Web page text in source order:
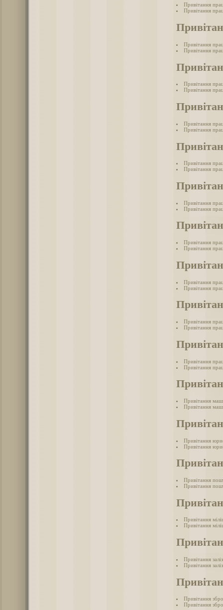
Привітання
Привітання
Привітання
Привітання
Привітання
Привітання
Привітання
Привітання
Привітання
Привітання
Привітання
Привітання
Привітання
Привітання
Привітання
Привітання
Привітання
Привітання
Привітання
Привітання
Привітання
Привітання
Привітання
Привітання
Привітання
Привітання
Привітання
Привітання
Привітання
Привітання
Привітання
Привітання